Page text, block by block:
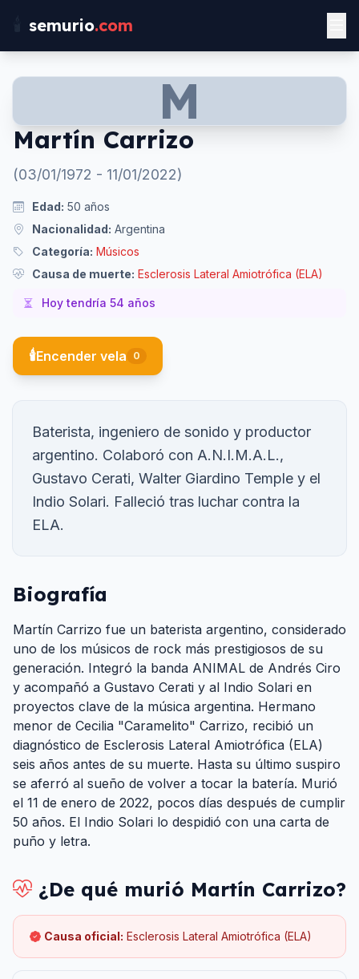
semurio.com
M
Martín Carrizo
(03/01/1972 - 11/01/2022)
Edad: 50 años
Nacionalidad: Argentina
Categoría: Músicos
Causa de muerte: Esclerosis Lateral Amiotrófica (ELA)
Hoy tendría 54 años
🕯️Encender vela 0
Baterista, ingeniero de sonido y productor
argentino. Colaboró con A.N.I.M.A.L.,
Gustavo Cerati, Walter Giardino Temple y el
Indio Solari. Falleció tras luchar contra la
ELA.
Biografía
Martín Carrizo fue un baterista argentino, considerado
uno de los músicos de rock más prestigiosos de su
generación. Integró la banda ANIMAL de Andrés Ciro
y acompañó a Gustavo Cerati y al Indio Solari en
proyectos clave de la música argentina. Hermano
menor de Cecilia "Caramelito" Carrizo, recibió un
diagnóstico de Esclerosis Lateral Amiotrófica (ELA)
seis años antes de su muerte. Hasta su último suspiro
se aferró al sueño de volver a tocar la batería. Murió
el 11 de enero de 2022, pocos días después de cumplir
50 años. El Indio Solari lo despidió con una carta de
puño y letra.
¿De qué murió Martín Carrizo?
Causa oficial: Esclerosis Lateral Amiotrófica (ELA)